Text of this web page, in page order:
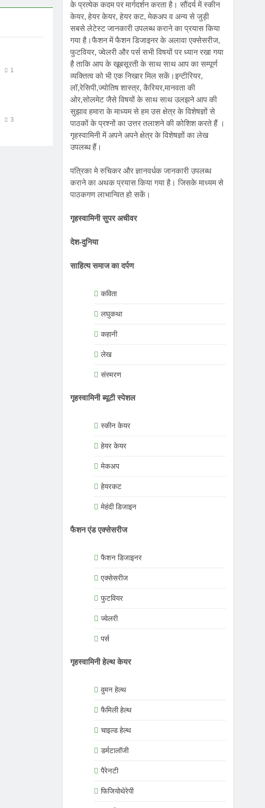
1
3
के प्रत्येक कदम पर मार्गदर्शन करता है। सौंदर्य में स्कीन
केयर, हेयर केयर, हेयर कट, मेकअप व अन्य से जुड़ी
सबसे लेटेस्ट जानकारी उपलब्ध कराने का प्रयास किया
गया है।फैशन में फैशन डिजाइनर के अलावा एक्सेसरीज,
फुटवियर, ज्वेलरी और पर्स सभी विषयों पर ध्यान रखा गया
है ताकि आप के खूबसूरती के साथ साथ आप का सम्पूर्ण
व्यक्तित्व को भी एक निखार मिल सकें।इन्टीरियर,
लॉ,रेसिपी,ज्योतिष शास्त्र, कैरियर,मानवता की
ओर,सोलमेट जैसे विषयों के साथ साथ उलझने आप की
सुझाव हमारा के माध्यम से हम उस क्षेत्र के विशेषज्ञों से
पाठकों के प्रश्नों का उत्तर तलाशने की कोशिश करते हैं ।
गृहस्वामिनी में अपने अपने क्षेत्र के विशेषज्ञों का लेख
उपलब्ध हैं।
पत्रिका मे रुचिकर और ज्ञानवर्धक जानकारी उपलब्ध
कराने का अथक प्रयास किया गया है। जिसके माध्यम से
पाठकगण लाभान्वित हो सकें।
गृहस्वामिनी सुपर अचीवर
देश-दुनिया
साहित्य समाज का दर्पण
कविता
लघुकथा
कहानी
लेख
संस्मरण
गृहस्वामिनी ब्यूटी स्पेशल
स्कीन केयर
हेयर केयर
मेकअप
हेयरकट
मेहंदी डिजाइन
फैशन एंड एक्सेसरीज
फैशन डिजाइनर
एक्सेसरीज
फुटवियर
ज्वेलरी
पर्स
गृहस्वामिनी हेल्थ केयर
वुमन हेल्थ
फैमिली हेल्थ
चाइल्ड हेल्थ
डर्मटालॉजी
पैरेनटी
फिजियोथेरेपी